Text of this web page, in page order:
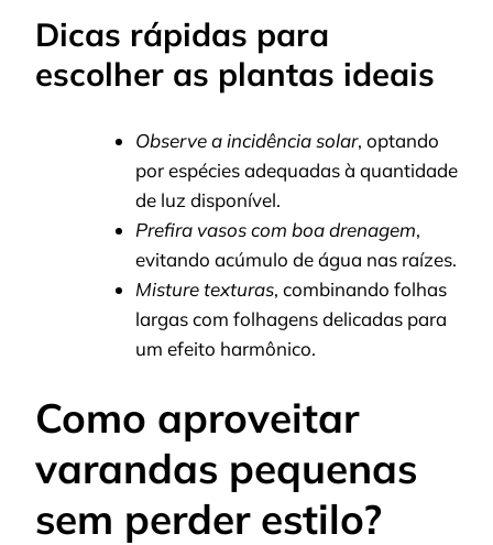
Dicas rápidas para
escolher as plantas ideais
Observe a incidência solar, optando
por espécies adequadas à quantidade
de luz disponível.
Prefira vasos com boa drenagem,
evitando acúmulo de água nas raízes.
Misture texturas, combinando folhas
largas com folhagens delicadas para
um efeito harmônico.
Como aproveitar
varandas pequenas
sem perder estilo?